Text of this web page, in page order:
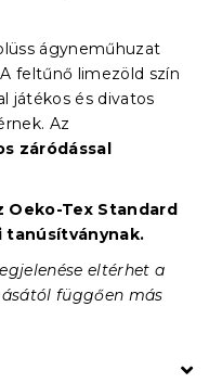
ágyneműhuzat
feltűnő limezöld szín
játékos és divatos
Az
záródással
Oeko-Tex Standard
tanúsítványnak.
eltérhet a
függően más